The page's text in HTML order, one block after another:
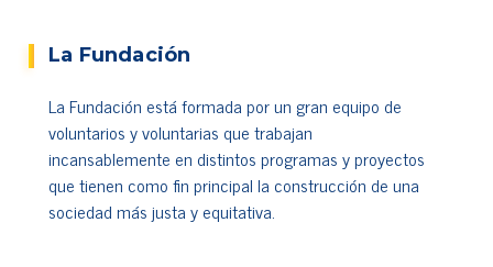
La Fundación
La Fundación está formada por un gran equipo de
voluntarios y voluntarias que trabajan
incansablemente en distintos programas y proyectos
que tienen como fin principal la construcción de una
sociedad más justa y equitativa.